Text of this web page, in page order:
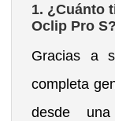
1. ¿Cuánto
Oclip Pro S?
Gracias a
completa
desde